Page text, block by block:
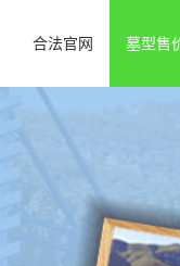
合法官网 墓型售